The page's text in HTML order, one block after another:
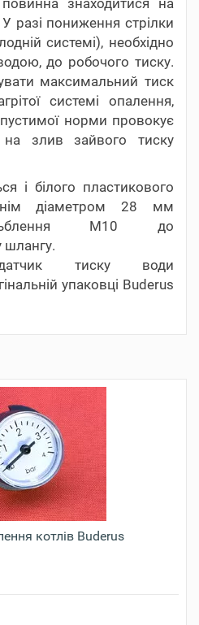
разі пониження стрілки
системі), необхідно
до робочого тиску.
максимальний тиск
системі опалення,
норми провокує
на злив зайвого тиску
і білого пластикового
діаметром 28 мм
М10 до
шлангу.
тиску води
упаковці Buderus
котлів Buderus